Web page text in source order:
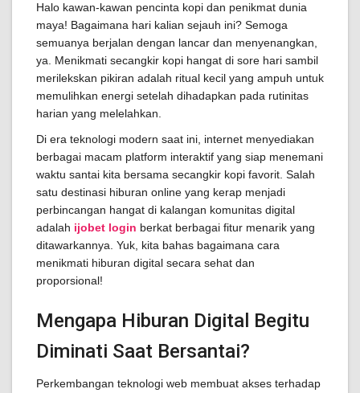
Halo kawan-kawan pencinta kopi dan penikmat dunia
maya! Bagaimana hari kalian sejauh ini? Semoga
semuanya berjalan dengan lancar dan menyenangkan,
ya. Menikmati secangkir kopi hangat di sore hari sambil
merilekskan pikiran adalah ritual kecil yang ampuh untuk
memulihkan energi setelah dihadapkan pada rutinitas
harian yang melelahkan.
Di era teknologi modern saat ini, internet menyediakan
berbagai macam platform interaktif yang siap menemani
waktu santai kita bersama secangkir kopi favorit. Salah
satu destinasi hiburan online yang kerap menjadi
perbincangan hangat di kalangan komunitas digital
adalah ijobet login berkat berbagai fitur menarik yang
ditawarkannya. Yuk, kita bahas bagaimana cara
menikmati hiburan digital secara sehat dan
proporsional!
Mengapa Hiburan Digital Begitu
Diminati Saat Bersantai?
Perkembangan teknologi web membuat akses terhadap